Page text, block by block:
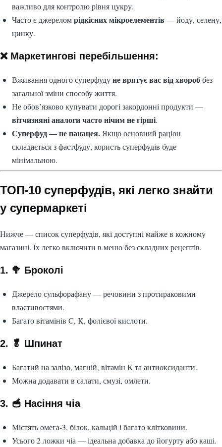
важливо для контролю рівня цукру.
Часто є джереломрідкісних мікроелементів — йоду, селену,
цинку.
❌ Маркетингові перебільшення:
Вживання одного суперфудуне врятує вас від хвороббез
загальної зміни способу життя.
Не обов’язково купувати дорогі закордонні продукти —
вітчизняні аналоги часто нічим не гірші.
Суперфуд — не панацея. Якщо основний раціон
складається з фастфуду, користь суперфудів буде
мінімальною.
ТОП-10 суперфудів, які легко знайти
у супермаркеті
Нижче — список суперфудів, які доступні майже в кожному
магазині. Їх легко включити в меню без складних рецептів.
1. 🥦 Броколі
Джерело сульфорафану — речовини з протираковими
властивостями.
Багато вітамінів C, K, фолієвої кислоти.
2. 🥬 Шпинат
Багатий на залізо, магній, вітамін К та антиоксиданти.
Можна додавати в салати, смузі, омлети.
3. 🥣 Насіння чіа
Містять омега-3, білок, кальцій і багато клітковини.
Усього 2 ложки чіа — ідеальна добавка до йогурту або каші.